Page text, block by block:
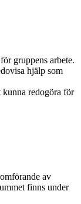
gruppens arbete.
hjälp som
redogöra för
av
finns under